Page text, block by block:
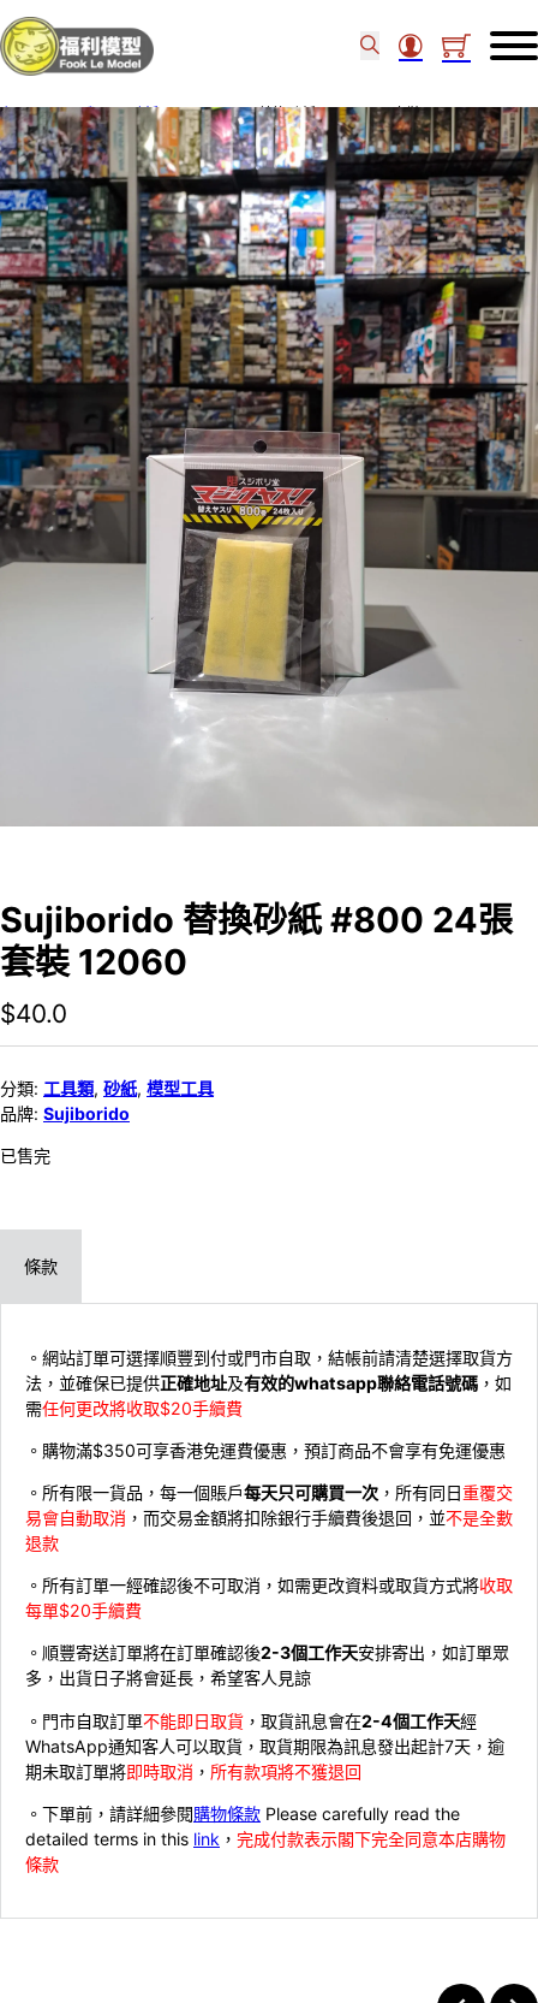
主頁 / 工具類 砂紙 / Sujiborido 替換砂紙 #800 24張套裝 12060
Sujiborido 替換砂紙 #800 24張
套裝 12060
$40.0
分類: 工具類, 砂紙, 模型工具
品牌: Sujiborido
已售完
條款
。網站訂單可選擇順豐到付或門市自取，結帳前請清楚選擇取貨方
法，並確保已提供正確地址及有效的whatsapp聯絡電話號碼 ，如
需任何更改將收取$20手續費
。購物滿$350可享香港免運費優惠，預訂商品不會享有免運優惠
。所有限一貨品，每一個賬戶每天只可購買一次 ，所有同日重覆交
易會自動取消 ，而交易金額將扣除銀行手續費後退回，並不是全數
退款
。所有訂單一經確認後不可取消，如需更改資料或取貨方式將收取
每單$20手續費
。順豐寄送訂單將在訂單確認後2-3個工作天安排寄出，如訂單眾
多，出貨日子將會延長，希望客人見諒
。門市自取訂單不能即日取貨 ，取貨訊息會在2-4個工作天經
WhatsApp通知客人可以取貨，取貨期限為訊息發出起計7天，逾
期未取訂單將即時取消 ， 所有款項將不獲退回
。下單前，請詳細參閱購物條款 Please carefully read the
detailed terms in this link ， 完成付款表示閣下完全同意本店購物
條款